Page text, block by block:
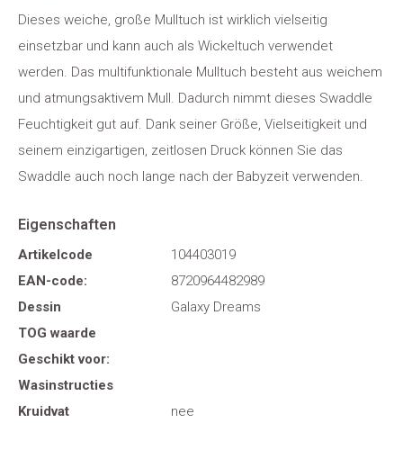
Dieses weiche, große Mulltuch ist wirklich vielseitig
einsetzbar und kann auch als Wickeltuch verwendet
werden. Das multifunktionale Mulltuch besteht aus weichem
und atmungsaktivem Mull. Dadurch nimmt dieses Swaddle
Feuchtigkeit gut auf. Dank seiner Größe, Vielseitigkeit und
seinem einzigartigen, zeitlosen Druck können Sie das
Swaddle auch noch lange nach der Babyzeit verwenden.
Eigenschaften
Artikelcode
104403019
EAN-code:
8720964482989
Dessin
Galaxy Dreams
TOG waarde
Geschikt voor:
Wasinstructies
Kruidvat
nee